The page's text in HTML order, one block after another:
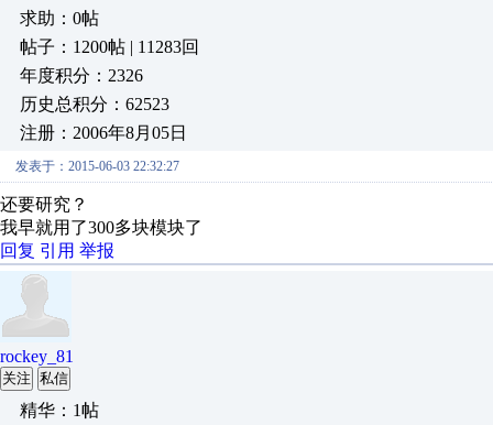
求助：0帖
帖子：1200帖 | 11283回
年度积分：2326
历史总积分：62523
注册：2006年8月05日
发表于：2015-06-03 22:32:27
还要研究？
我早就用了300多块模块了
回复 引用 举报
rockey_81
关注 私信
精华：1帖